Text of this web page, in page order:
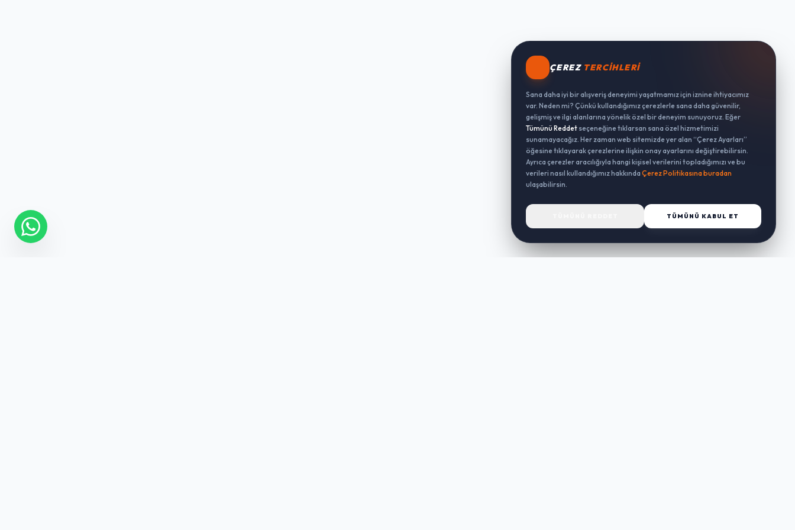
ÇEREZ TERCIHLERI
Sana daha iyi bir alışveriş deneyimi yaşatmamız için iznine ihtiyacımız
var. Neden mi? Çünkü kullandığımız çerezlerle sana daha güvenilir,
gelişmiş ve ilgi alanlarına yönelik özel bir deneyim sunuyoruz. Eğer
Tümünü Reddet seçeneğine tıklarsan sana özel hizmetimizi
sunamayacağız. Her zaman web sitemizde yer alan “Çerez Ayarları”
öğesine tıklayarak çerezlerine ilişkin onay ayarlarını değiştirebilirsin.
Ayrıca çerezler aracılığıyla hangi kişisel verilerini topladığımızı ve bu
verileri nasıl kullandığımız hakkında Çerez Politikasına buradan
ulaşabilirsin.
TÜMÜNÜ KABUL ET